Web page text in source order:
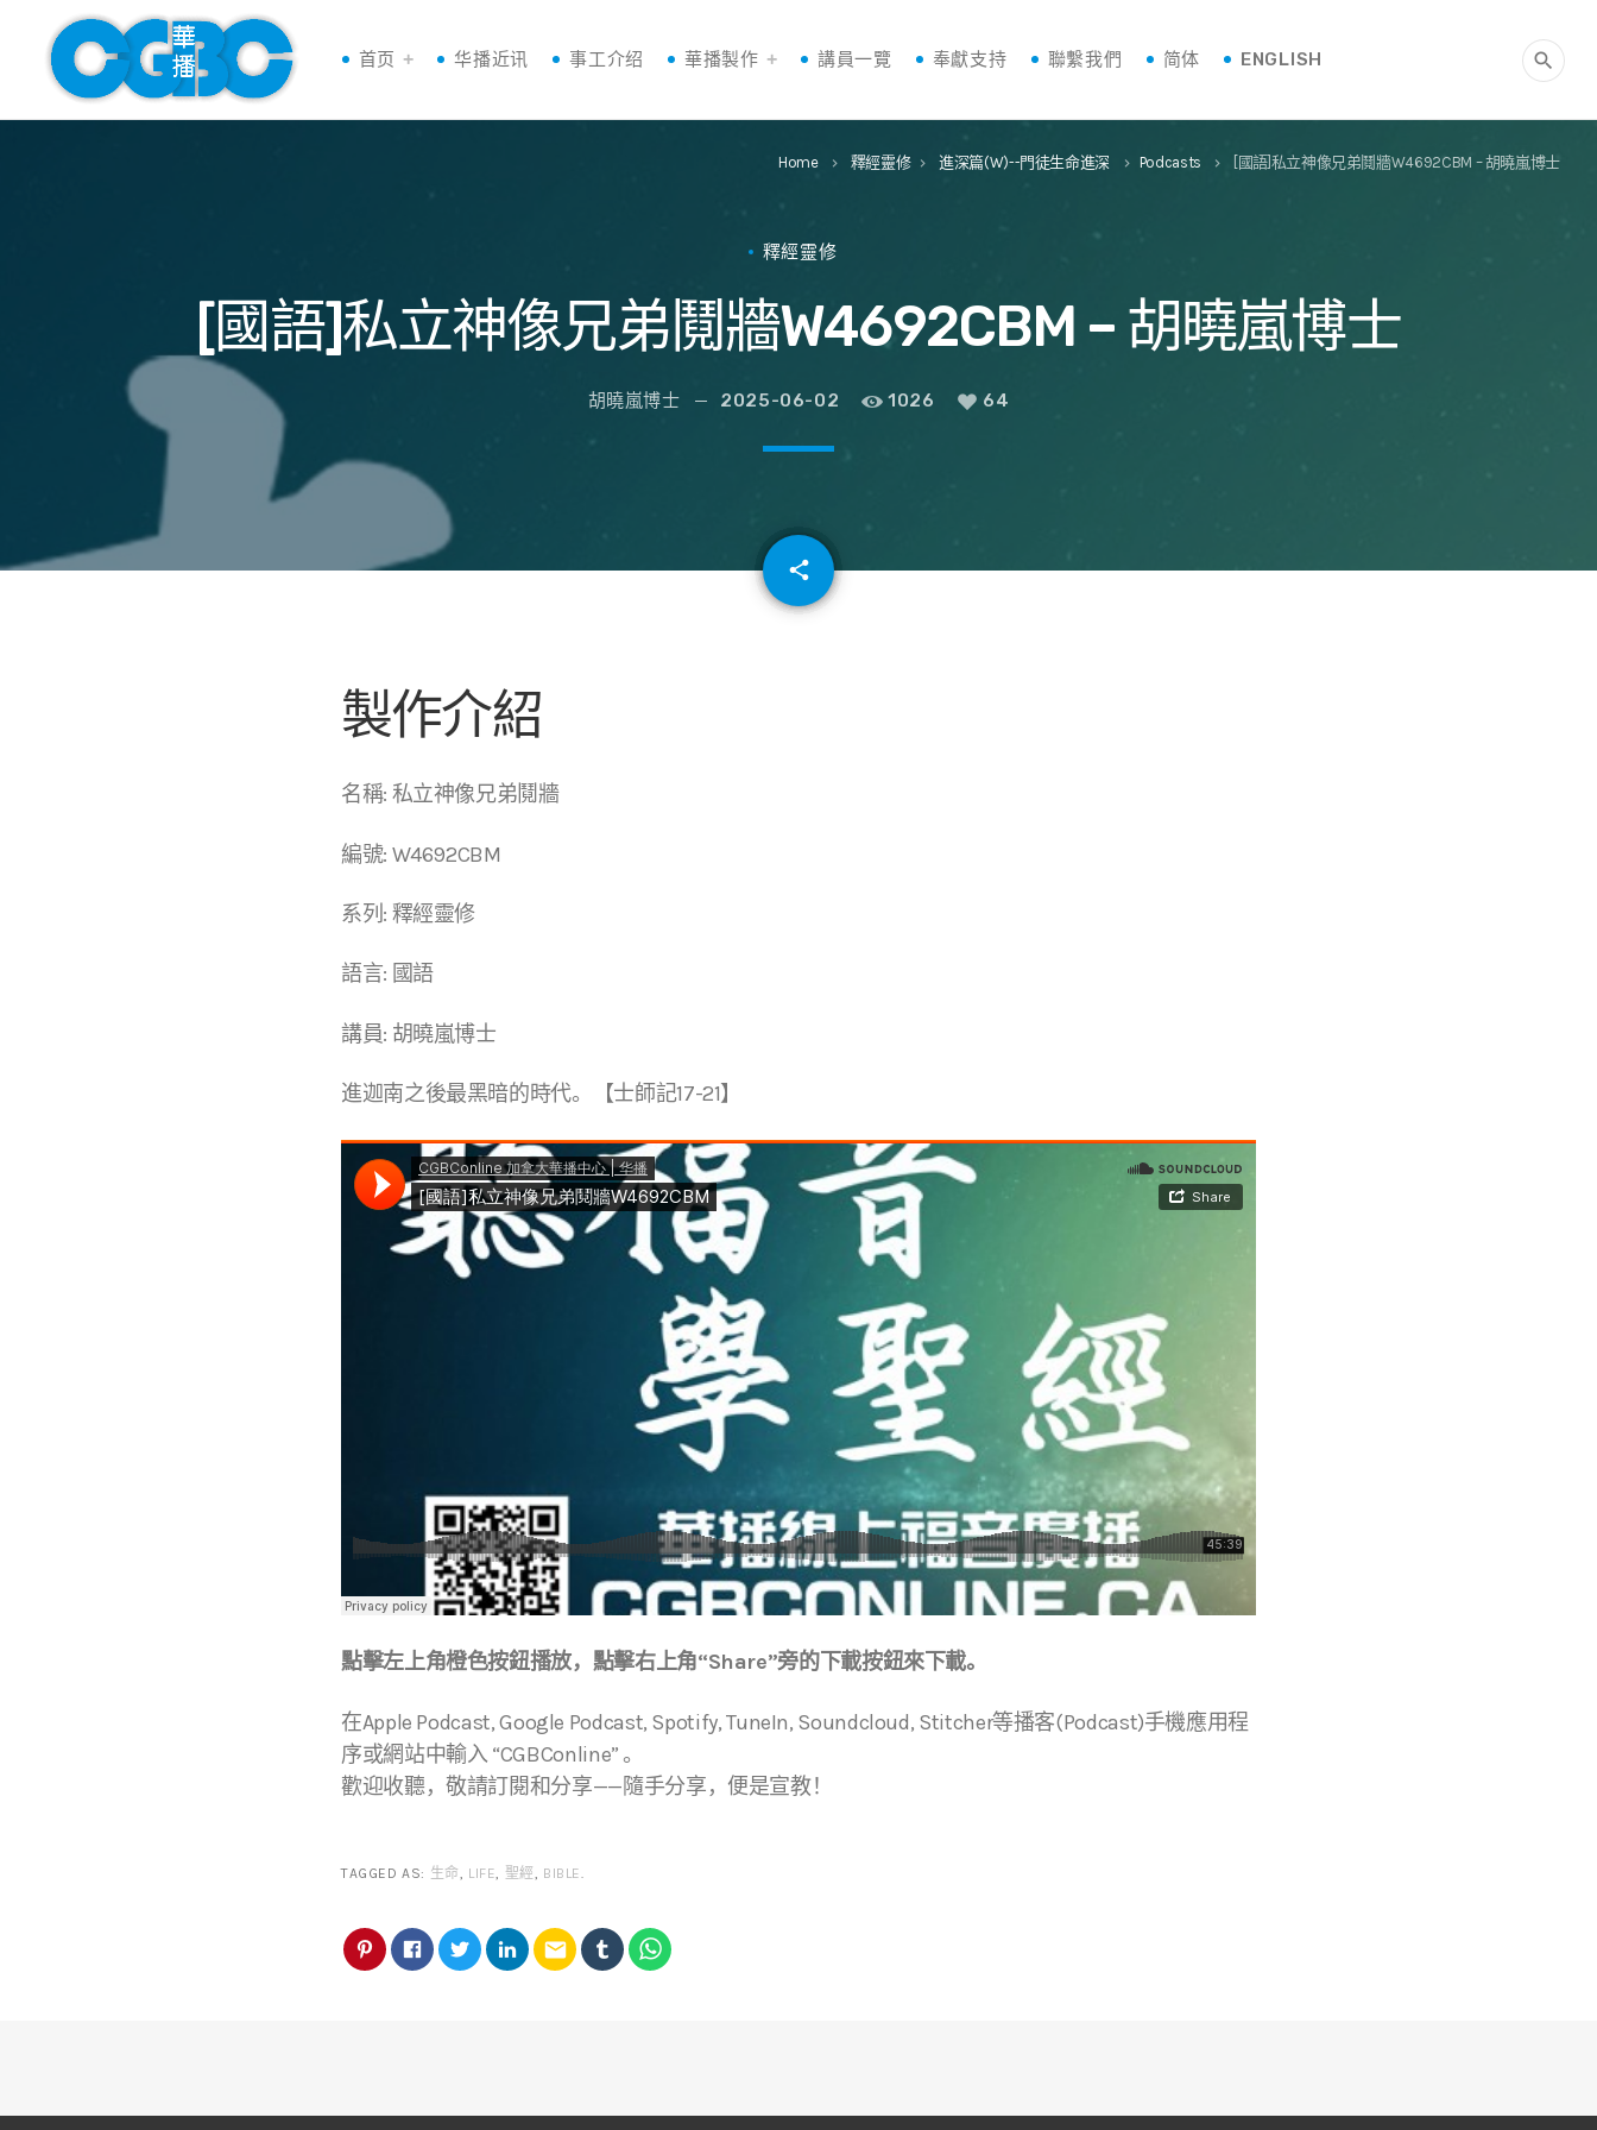
首页 华播近讯 事工介绍 華播製作 講員一覽 奉獻支持 聯繫我們 简体 ENGLISH search
Home keyboard_arrow_right 釋經靈修 keyboard_arrow_right 進深篇(W)--門徒生命進深 keyboard_arrow_right Podcasts keyboard_arrow_right [國語]私立神像兄弟鬩牆W4692CBM – 胡曉嵐博士
釋經靈修
[國語]私立神像兄弟鬩牆W4692CBM – 胡曉嵐博士
胡曉嵐博士 2025-06-02 1026 64
share
email
製作介紹
名稱: 私立神像兄弟鬩牆
編號: W4692CBM
系列: 釋經靈修
語言: 國語
講員: 胡曉嵐博士
進迦南之後最黑暗的時代。【士師記17-21】
點擊左上角橙色按鈕播放，點擊右上角“Share”旁的下載按鈕來下載。
在Apple Podcast, Google Podcast, Spotify, TuneIn, Soundcloud, Stitcher等播客(Podcast)手機應用程
序或網站中輸入 “CGBConline” 。
歡迎收聽，敬請訂閱和分享——隨手分享，便是宣教！
TAGGED AS: 生命 LIFE 聖經 BIBLE
email